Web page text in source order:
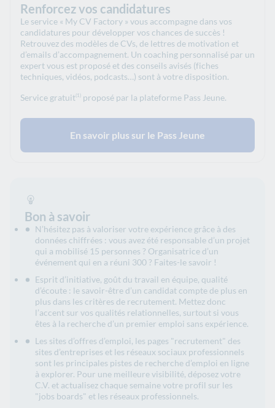
Renforcez vos candidatures
Le service « My CV Factory » vous accompagne dans vos
candidatures pour développer vos chances de succès !
Retrouvez des modèles de CVs, de lettres de motivation et
d’emails d’accompagnement. Un coaching personnalisé par un
expert vous est proposé et des conseils avisés (fiches
techniques, vidéos, podcasts…) sont à votre disposition.
Service gratuit(1) proposé par la plateforme Pass Jeune.
En savoir plus sur le Pass Jeune
Bon à savoir
N’hésitez pas à valoriser votre expérience grâce à des
données chiffrées : vous avez été responsable d’un projet
qui a mobilisé 15 personnes ? Organisatrice d’un
événement qui en a réuni 300 ? Faites-le savoir !
Esprit d’initiative, goût du travail en équipe, qualité
d’écoute : le savoir-être d’un candidat compte de plus en
plus dans les critères de recrutement. Mettez donc
l’accent sur vos qualités relationnelles, surtout si vous
êtes à la recherche d’un premier emploi sans expérience.
Les sites d’offres d’emploi, les pages "recrutement" des
sites d’entreprises et les réseaux sociaux professionnels
sont les principales pistes de recherche d’emploi en ligne
à explorer. Pour une meilleure visibilité, déposez votre
C.V. et actualisez chaque semaine votre profil sur les
"jobs boards" et les réseaux professionnels.